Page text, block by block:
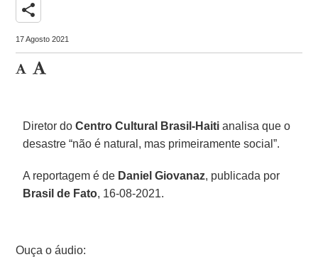
share
17 Agosto 2021
Diretor doCentro Cultural Brasil-Haiti analisa que o
desastre “não é natural, mas primeiramente social”.
A reportagem é de Daniel Giovanaz, publicada por
Brasil de Fato, 16-08-2021.
Ouça o áudio: